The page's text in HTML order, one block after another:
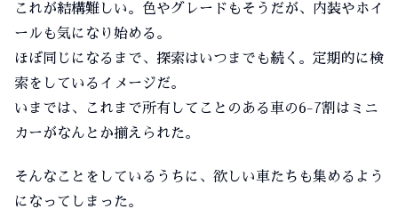
これが結構難しい。色やグレードもそうだが、内装やホイ
ールも気になり始める。
ほぼ同じになるまで、探索はいつまでも続く。定期的に検
索をしているイメージだ。
いまでは、これまで所有してことのある車の6-7割はミニ
カーがなんとか揃えられた。
そんなことをしているうちに、欲しい車たちも集めるよう
になってしまった。